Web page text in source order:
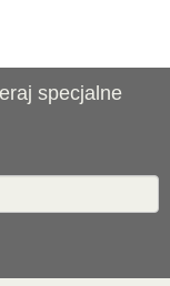
specjalne